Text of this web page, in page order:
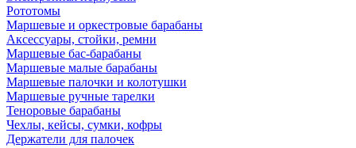
Рототомы
Маршевые и оркестровые барабаны
Аксессуары, стойки, ремни
Маршевые бас-барабаны
Маршевые малые барабаны
Маршевые палочки и колотушки
Маршевые ручные тарелки
Теноровые барабаны
Чехлы, кейсы, сумки, кофры
Держатели для палочек